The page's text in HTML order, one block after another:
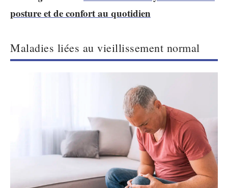
posture et de confort au quotidien
Maladies liées au vieillissement normal